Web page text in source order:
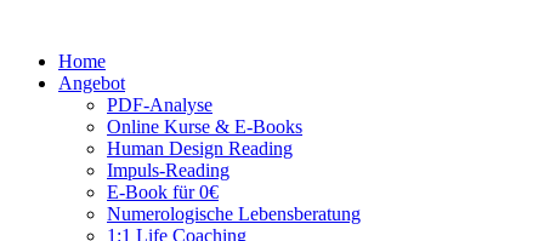
Home
Angebot
PDF-Analyse
Online Kurse & E-Books
Human Design Reading
Impuls-Reading
E-Book für 0€
Numerologische Lebensberatung
1:1 Life Coaching